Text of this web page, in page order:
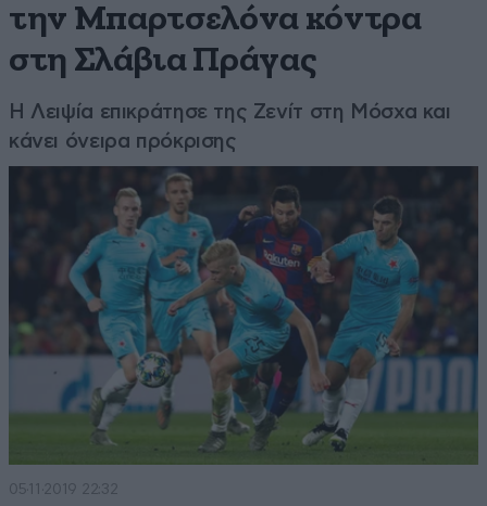
την Μπαρτσελόνα κόντρα
στη Σλάβια Πράγας
Η Λειψία επικράτησε της Ζενίτ στη Μόσχα και
κάνει όνειρα πρόκρισης
05·11·2019 22:32